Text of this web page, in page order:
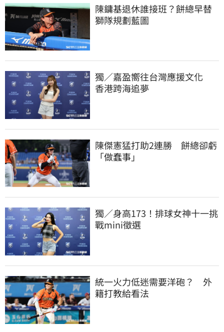
陳鏞基退休誰接班？餅總早替
獅隊規劃藍圖
獨／嘉盈嚮往台灣應援文化
香港跨海追夢
陳傑憲猛打助2連勝　餅總卻虧
「做蠢事」
獨／身高173！排球女神十一挑
戰mini徵選
統一火力低迷需要洋砲？　外
籍打教給看法